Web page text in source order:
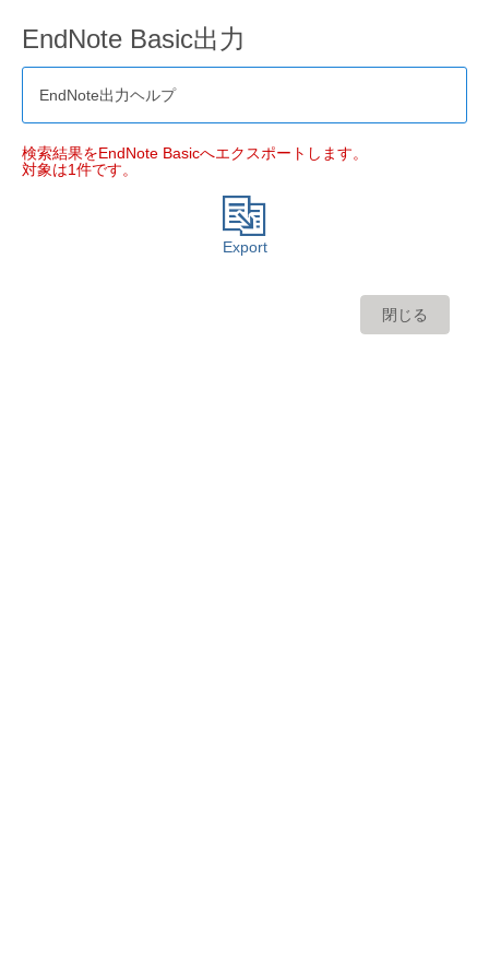
EndNote Basic出力
EndNote出力ヘルプ
検索結果をEndNote Basicへエクスポートします。
対象は1件です。
Export